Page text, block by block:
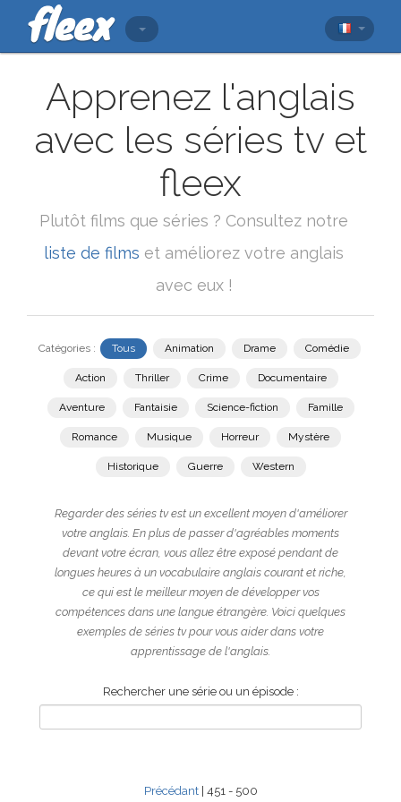
Apprenez l'anglais
avec les séries tv et
fleex
Plutôt films que séries ? Consultez notre
liste de films et améliorez votre anglais
avec eux !
Catégories : Tous Animation Drame Comédie
Action Thriller Crime Documentaire
Aventure Fantaisie Science-fiction Famille
Romance Musique Horreur Mystère
Historique Guerre Western
Regarder des séries tv est un excellent moyen d'améliorer
votre anglais. En plus de passer d'agréables moments
devant votre écran, vous allez être exposé pendant de
longues heures à un vocabulaire anglais courant et riche,
ce qui est le meilleur moyen de développer vos
compétences dans une langue étrangère. Voici quelques
exemples de séries tv pour vous aider dans votre
apprentissage de l'anglais.
Rechercher une série ou un épisode :
Précédant| 451 - 500